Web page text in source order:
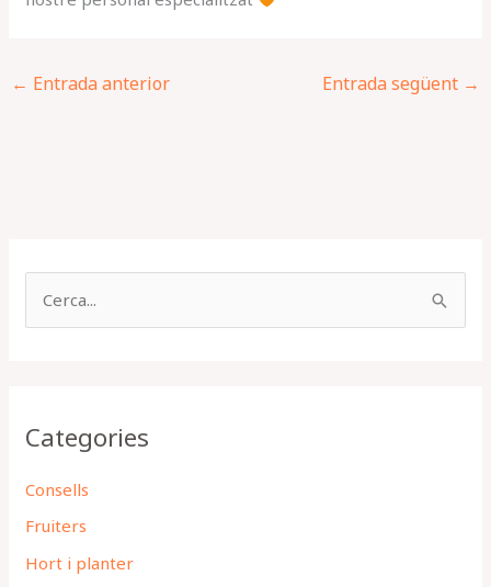
← Entrada anterior Entrada següent →
a
Categories
Consells
Fruiters
Hort i planter